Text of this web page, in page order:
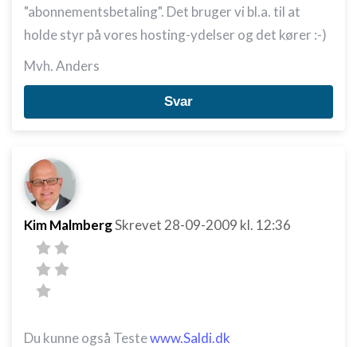
"abonnementsbetaling". Det bruger vi bl.a. til at
holde styr på vores hosting-ydelser og det kører :-)
Mvh. Anders
Svar
Kim MalmbergSkrevet 28-09-2009 kl. 12:36
Du kunne også Testewww.Saldi.dk